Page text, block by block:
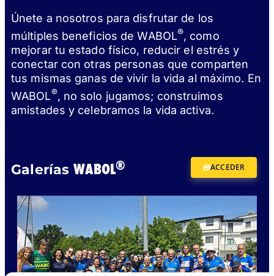
Únete a nosotros para disfrutar de los
múltiples beneficios de WABOL®, como
mejorar tu estado físico, reducir el estrés y
conectar con otras personas que comparten
tus mismas ganas de vivir la vida al máximo. En
WABOL®, no solo jugamos; construimos
amistades y celebramos la vida activa.
GaleríasWABOL® ACCEDER